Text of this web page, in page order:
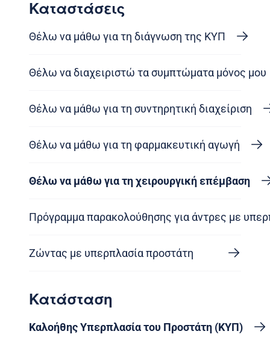
Καταστάσεις
Θέλω να μάθω για τη διάγνωση της ΚΥΠ
Θέλω να διαχειριστώ τα συμπτώματα μόνος μου
Θέλω να μάθω για τη συντηρητική διαχείριση
Θέλω να μάθω για τη φαρμακευτική αγωγή
Θέλω να μάθω για τη χειρουργική επέμβαση
Πρόγραμμα παρακολούθησης για άντρες με
Ζώντας με υπερπλασία προστάτη
Κατάσταση
Καλοήθης Υπερπλασία του Προστάτη (ΚΥΠ)